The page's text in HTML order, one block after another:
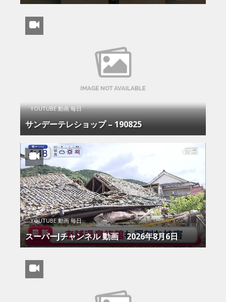
YOUTUBE 動画 毎日
サンデーテレショップ – 190825
YOUTUBE 動画 毎日
スーパーJチャンネル 動画 2026年8月6日